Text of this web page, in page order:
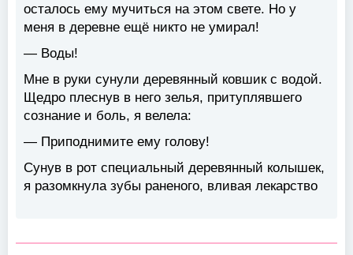
осталось ему мучиться на этом свете. Но у
меня в деревне ещё никто не умирал!
— Воды!
Мне в руки сунули деревянный ковшик с водой.
Щедро плеснув в него зелья, притуплявшего
сознание и боль, я велела:
— Приподнимите ему голову!
Сунув в рот специальный деревянный колышек,
я разомкнула зубы раненого, вливая лекарство